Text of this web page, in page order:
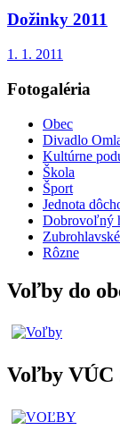
Dožinky 2011
1. 1. 2011
Fotogaléria
Obec
Divadlo
Kultúrne
Škola
Šport
Jednota
Dobrovoľný
Rôzne
Voľby do
Voľby VÚC